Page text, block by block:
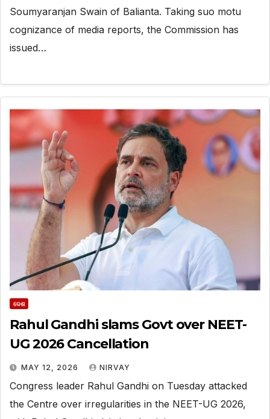
Soumyaranjan Swain of Balianta. Taking suo motu
cognizance of media reports, the Commission has
issued…
ଦେଶ
Rahul Gandhi slams Govt over NEET-
UG 2026 Cancellation
MAY 12, 2026 NIRVAY
Congress leader Rahul Gandhi on Tuesday attacked
the Centre over irregularities in the NEET-UG 2026,